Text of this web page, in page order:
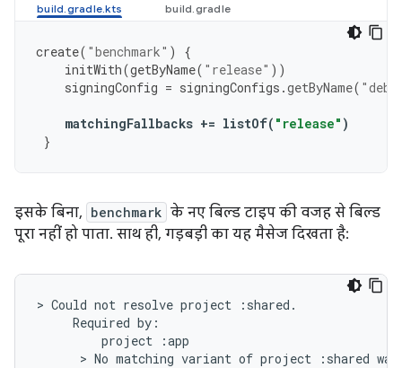
create( "benchmark" )
{
initWith(getByName( "release" ))
signingConfig = signingConfigs .getByName(
matchingFallbacks += listOf( "release" )
}
इसके बिना, benchmark के नए बिल्ड टाइप की वजह से बिल्ड
पूरा नहीं हो पाता. साथ ही, गड़बड़ी का यह मैसेज दिखता है:
> Could not resolve project :shared.
     Required by:
         project :app
> No matching variant of project :shared was